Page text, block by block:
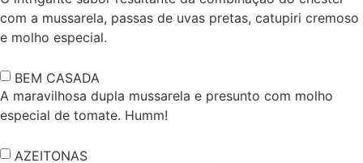
com a mussarela, passas de uvas pretas, catupiri cremoso
e molho especial.
BEM CASADA
A maravilhosa dupla mussarela e presunto com molho
especial de tomate. Humm!
AZEITONAS